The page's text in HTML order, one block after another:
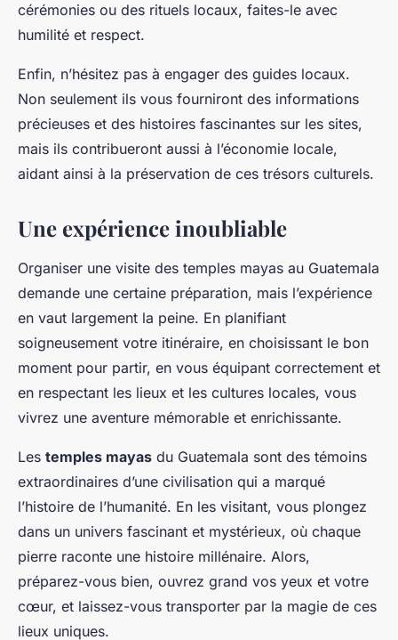
cérémonies ou des rituels locaux, faites-le avec
humilité et respect.
Enfin, n’hésitez pas à engager des guides locaux.
Non seulement ils vous fourniront des informations
précieuses et des histoires fascinantes sur les sites,
mais ils contribueront aussi à l’économie locale,
aidant ainsi à la préservation de ces trésors culturels.
Une expérience inoubliable
Organiser une visite des temples mayas au Guatemala
demande une certaine préparation, mais l’expérience
en vaut largement la peine. En planifiant
soigneusement votre itinéraire, en choisissant le bon
moment pour partir, en vous équipant correctement et
en respectant les lieux et les cultures locales, vous
vivrez une aventure mémorable et enrichissante.
Les temples mayas du Guatemala sont des témoins
extraordinaires d’une civilisation qui a marqué
l’histoire de l’humanité. En les visitant, vous plongez
dans un univers fascinant et mystérieux, où chaque
pierre raconte une histoire millénaire. Alors,
préparez-vous bien, ouvrez grand vos yeux et votre
cœur, et laissez-vous transporter par la magie de ces
lieux uniques.